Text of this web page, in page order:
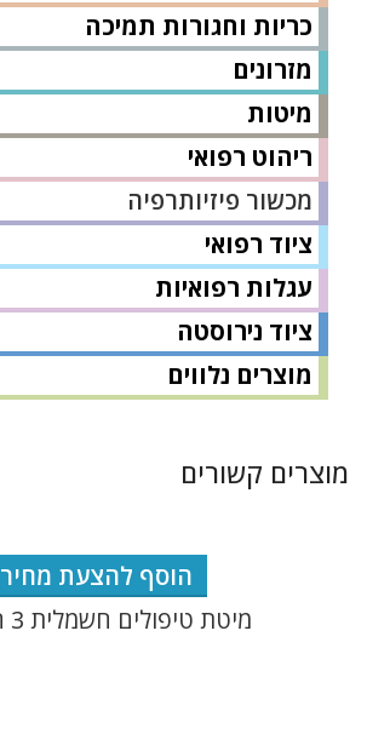
כריות וחגורות תמיכה
מזרונים
מיטות
ריהוט רפואי
מכשור פיזיותרפיה
ציוד רפואי
עגלות רפואיות
ציוד נירוסטה
מוצרים נלווים
מוצרים קשורים
הוסף להצעת מחיר
מיטת טיפולים חשמלית 3 חלקים